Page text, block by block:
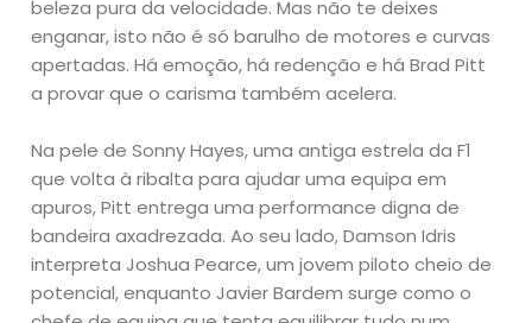
beleza pura da velocidade. Mas não te deixes
enganar, isto não é só barulho de motores e curvas
apertadas. Há emoção, há redenção e há Brad Pitt
a provar que o carisma também acelera.
Na pele de Sonny Hayes, uma antiga estrela da F1
que volta à ribalta para ajudar uma equipa em
apuros, Pitt entrega uma performance digna de
bandeira axadrezada. Ao seu lado, Damson Idris
interpreta Joshua Pearce, um jovem piloto cheio de
potencial, enquanto Javier Bardem surge como o